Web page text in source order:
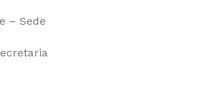
– Sede